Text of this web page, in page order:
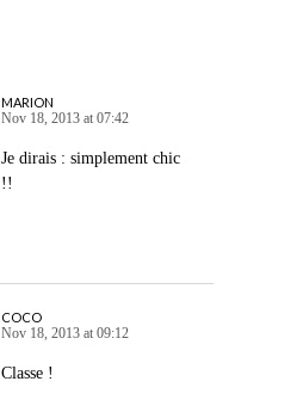
MARION
Nov 18, 2013 at 07:42
Je dirais : simplement chic
!!
COCO
Nov 18, 2013 at 09:12
Classe !